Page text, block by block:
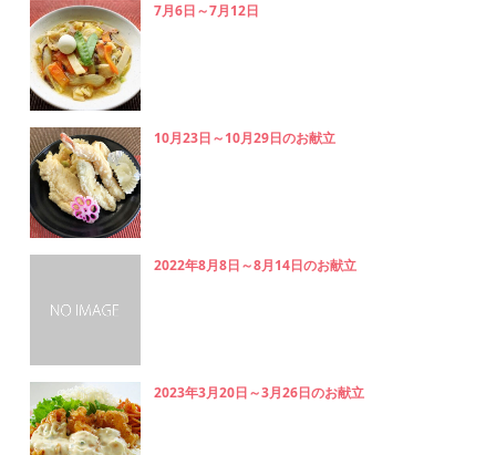
7月6日～7月12日
10月23日～10月29日のお献立
2022年8月8日～8月14日のお献立
2023年3月20日～3月26日のお献立